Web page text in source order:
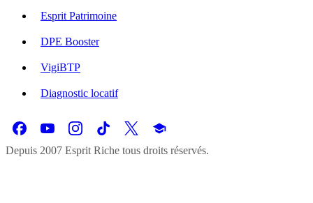
Esprit Patrimoine
DPE Booster
VigiBTP
Diagnostic locatif
Depuis 2007 Esprit Riche tous droits réservés.